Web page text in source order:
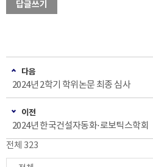
답글쓰기
다음
2024년 2학기 학위논문 최종 심사
이전
2024년 한국건설자동화⋅로보틱스학회
전체 323